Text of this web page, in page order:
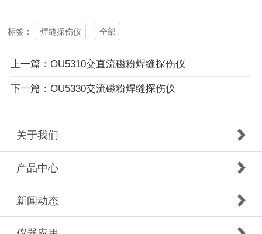
标签： 焊缝探伤仪 全部
上一篇：OU5310交直流磁粉焊缝探伤仪
下一篇：OU5330交流磁粉焊缝探伤仪
关于我们
产品中心
新闻动态